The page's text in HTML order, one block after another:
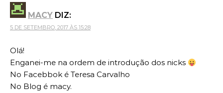
MACY DIZ:
5 DE SETEMBRO, 2017 ÀS 15:28
Olá!
Enganei-me na ordem de introdução dos nicks
No Facebbok é Teresa Carvalho
No Blog é macy.